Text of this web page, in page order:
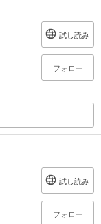
試し読み
フォロー
試し読み
フォロー